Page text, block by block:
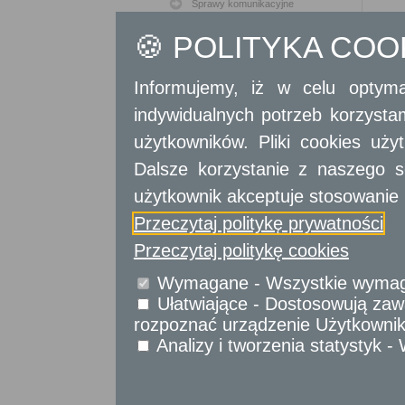
Sprawy komunikacyjne
Udostępnianie informacji publicznej
Usługi
Usługidla instytucji,
🍪 POLITYKA
Informujemy, iż w celu
indywidualnych potrzeb
użytkowników. Pliki cookies
Dalsze korzystanie z naszego
użytkownik akceptuje stosowanie
Przeczytaj politykę prywatności
Przeczytaj politykę cookies
Wymagane - Wszystkie
Ułatwiające - Dostosowują
rozpoznać urządzenie
Analizy i tworzenia statystyk -